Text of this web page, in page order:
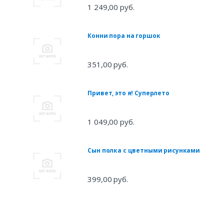
1 249,00 руб.
Конни пора на горшок
351,00 руб.
Привет, это я! Суперлето
1 049,00 руб.
Сын полка с цветными рисунками
399,00 руб.